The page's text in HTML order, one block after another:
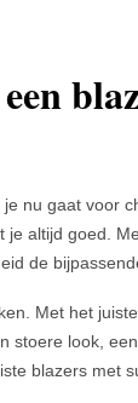
nu gaat voor
je altijd goed.
de
Met het
stoere look,
blazers met